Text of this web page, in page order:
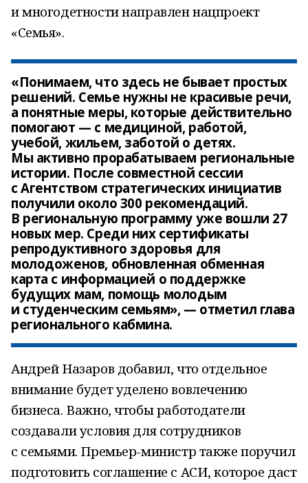
и многодетности направлен нацпроект
«Семья».
«Понимаем, что здесь не бывает простых
решений. Семье нужны не красивые речи,
а понятные меры, которые действительно
помогают — с медициной, работой,
учебой, жильем, заботой о детях.
Мы активно прорабатываем региональные
истории. После совместной сессии
с Агентством стратегических инициатив
получили около 300 рекомендаций.
В региональную программу уже вошли 27
новых мер. Среди них сертификаты
репродуктивного здоровья для
молодоженов, обновленная обменная
карта с информацией о поддержке
будущих мам, помощь молодым
и студенческим семьям», — отметил глава
регионального кабмина.
Андрей Назаров добавил, что отдельное
внимание будет уделено вовлечению
бизнеса. Важно, чтобы работодатели
создавали условия для сотрудников
с семьями. Премьер-министр также поручил
подготовить соглашение с АСИ, которое даст